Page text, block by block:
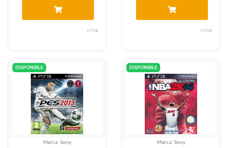
c/iva c/iva
DISPONIBLE
Marca: Sony
DISPONIBLE
Marca: Sony